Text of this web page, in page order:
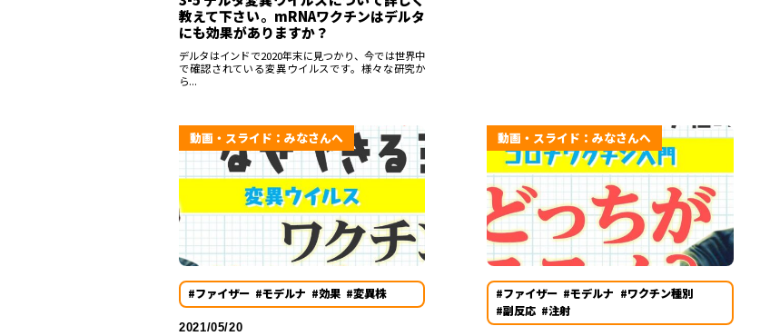
教えて下さい。mRNAワクチンはデルタ
にも効果がありますか？
デルタはインドで2020年末に見つかり、今では世界中
で確認されている変異ウイルスです。様々な研究か
ら...
動画・スライド：みなさんへ
#ファイザー #モデルナ #効果 #変異株
2021/05/20
動画・スライド：みなさんへ
#ファイザー #モデルナ #ワクチン種別
#副反応 #注射